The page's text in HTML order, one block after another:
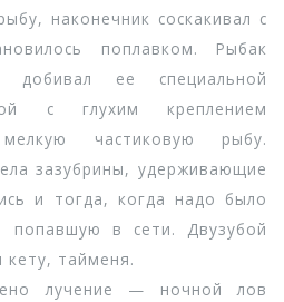
наконечник соскакивал с
поплавком. Рыбак
ее специальной
с глухим креплением
частиковую рыбу.
зазубрины, удерживающие
и тогда, когда надо было
попавшую в сети. Двузубой
кету, тайменя.
лучение — ночной лов